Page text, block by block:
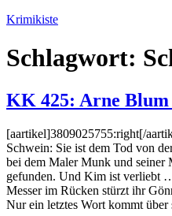
Zum
springen
Krimikiste
Schlagwort:
KK 425: Arne Blum
[aartikel]3809025755:right[/
Schwein: Sie ist dem Tod von
bei dem Maler Munk und seiner
gefunden. Und Kim ist verliebt
Messer im Rücken stürzt ihr
Nur ein letztes Wort kommt